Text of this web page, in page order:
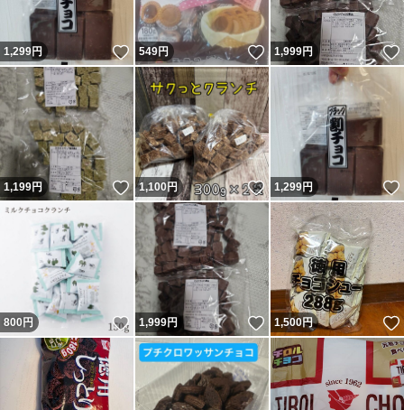
1,299円 いいね！
549円 いいね！
1,999円
1,199円 いいね！
1,100円 いいね！
1,299円
800 円 いいね！
1,999円 いいね！
1,500円